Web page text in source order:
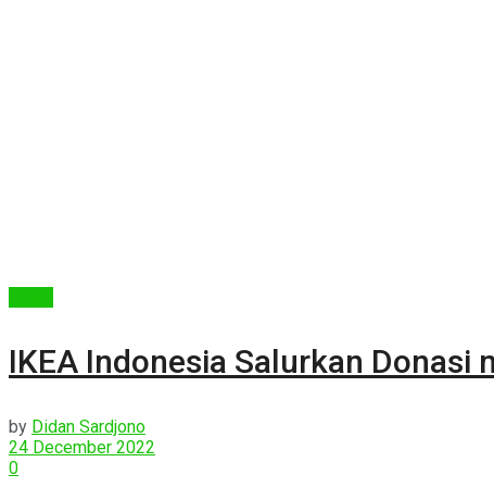
IKEA Indonesia Salurkan Donasi
by Didan Sardjono
24 December 2022
0